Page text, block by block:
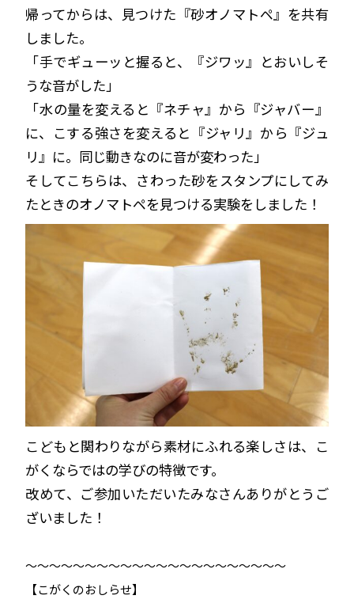
帰ってからは、見つけた『砂オノマトペ』を共有
しました。
「手でギューッと握ると、『ジワッ』とおいしそ
うな音がした」
「水の量を変えると『ネチャ』から『ジャバー』
に、こする強さを変えると『ジャリ』から『ジュ
リ』に。同じ動きなのに音が変わった」
そしてこちらは、さわった砂をスタンプにしてみ
たときのオノマトペを見つける実験をしました！
こどもと関わりながら素材にふれる楽しさは、こ
がくならではの学びの特徴です。
改めて、ご参加いただいたみなさんありがとうご
ざいました！
～～～～～～～～～～～～～～～～～～～～～～
【こがくのおしらせ】